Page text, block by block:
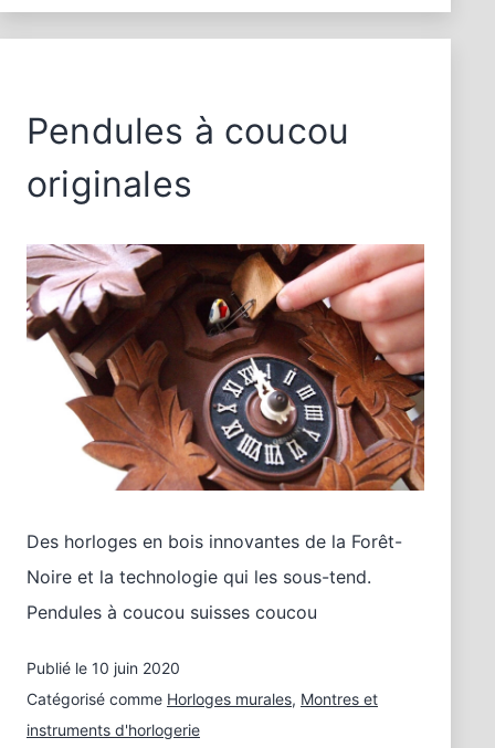
Pendules à coucou
originales
Des horloges en bois innovantes de la Forêt-
Noire et la technologie qui les sous-tend.
Pendules à coucou suisses coucou
Publié le 10 juin 2020
Catégorisé comme Horloges murales, Montres et
instruments d'horlogerie